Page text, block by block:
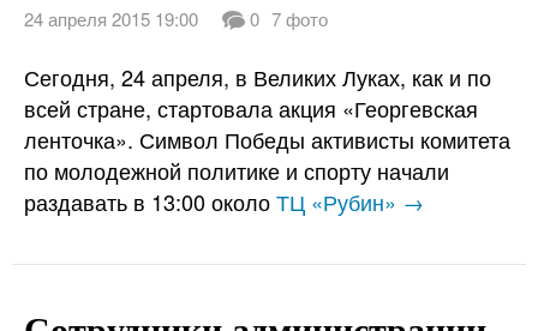
24 апреля 2015 19:00 0 7 фото
Сегодня, 24 апреля, в Великих Луках, как и по
всей стране, стартовала акция «Георгевская
ленточка». Символ Победы активисты комитета
по молодежной политике и спорту начали
раздавать в 13:00 околоТЦ «Рубин» →